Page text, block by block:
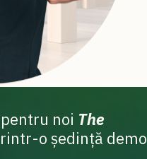
noi The
o ședință demo